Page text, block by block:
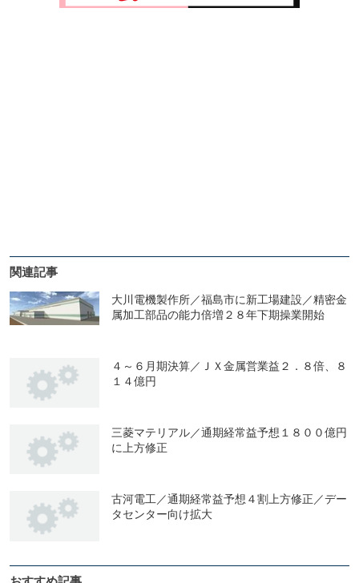
関連記事
大川電機製作所／福島市に新工場建設／精密金
属加工部品の能力倍増２８年下期操業開始
４～６月期決算／ＪＸ金属営業益２．８倍、８
１４億円
三菱マテリアル／通期経常益予想１８００億円
に上方修正
古河電工／通期経常益予想４割上方修正／デー
タセンター向け拡大